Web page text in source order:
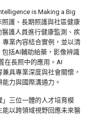
is Making a Big
護、長期照護與社區健康
護人員進行健康監測、疾
業內容結合實例，並以清
括AI輔助給藥，影像辨識
在長照中的應用。AI
具專業深度與社會關懷，
力與國際溝通力。
」三位一體的人才培育模
以跨領域視野回應未來醫